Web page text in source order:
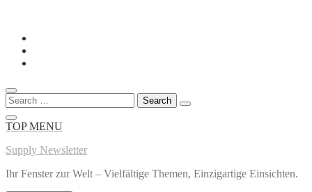
Skip
content
Search
for:
TOP MENU
Supply Newsletter
Ihr Fenster zur Welt – Vielfältige Themen, Einzigartige Einsichten.